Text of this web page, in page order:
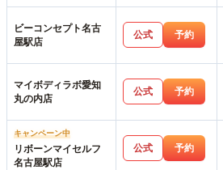
ビーコンセプト名古
屋駅店
公式 予約
マイボディラボ愛知
丸の内店
公式 予約
キャンペーン中
リボーンマイセルフ
名古屋駅店
公式 予約